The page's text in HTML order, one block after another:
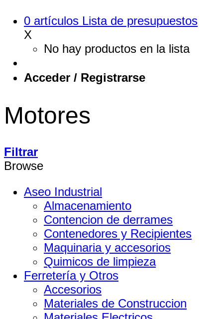
0 artículos Lista de presupuestos
X
No hay productos en la lista
Acceder / Registrarse
Motores
Filtrar
Browse
Aseo Industrial
Almacenamiento
Contencion de derrames
Contenedores y Recipientes
Maquinaria y accesorios
Quimicos de limpieza
Ferretería y Otros
Accesorios
Materiales de Construccion